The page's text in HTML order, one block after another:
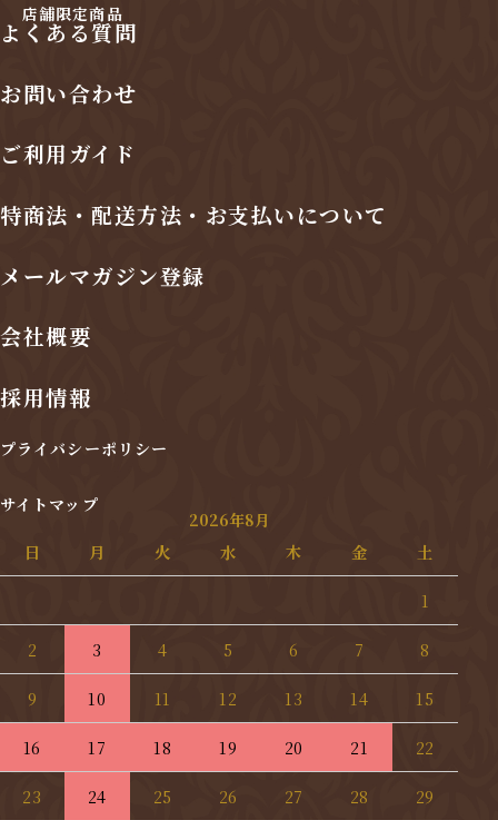
店舗限定商品
よくある質問
お問い合わせ
ご利用ガイド
特商法・配送方法・お支払いについて
メールマガジン登録
会社概要
採用情報
プライバシーポリシー
サイトマップ
2026年8月
日 月 火 水 木 金 土
1
2 3 4 5 6 7 8
9 10 11 12 13 14 15
16 17 18 19 20 21 22
23 24 25 26 27 28 29